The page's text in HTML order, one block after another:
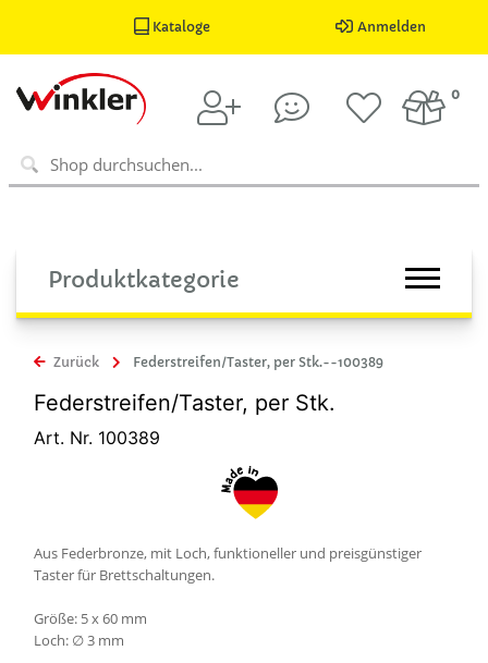
Kataloge Anmelden
0
Produktkategorie
Zurück Federstreifen/Taster, per Stk.--100389
Federstreifen/Taster, per Stk.
Art. Nr. 100389
Aus Federbronze, mit Loch, funktioneller und preisgünstiger
Taster für Brettschaltungen.
Größe: 5 x 60 mm
Loch: ∅ 3 mm